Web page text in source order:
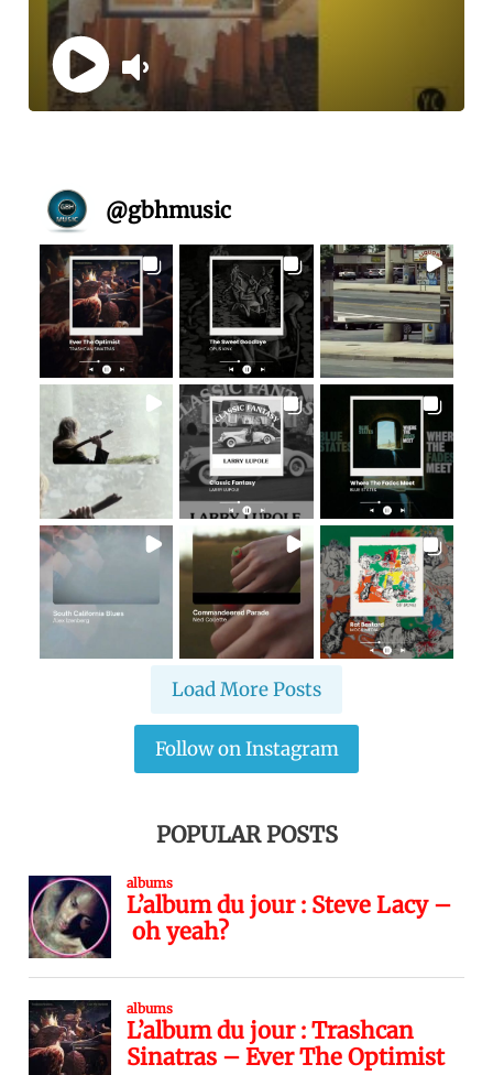
@gbhmusic
Load More Posts
Follow on Instagram
POPULAR POSTS